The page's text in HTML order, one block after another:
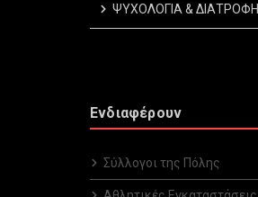
ΨΥΧΟΛΟΓΙΑ & ΔΙΑΤΡΟΦΗ
Ενδιαφέρουν
Σύλλογοι της Πόλης